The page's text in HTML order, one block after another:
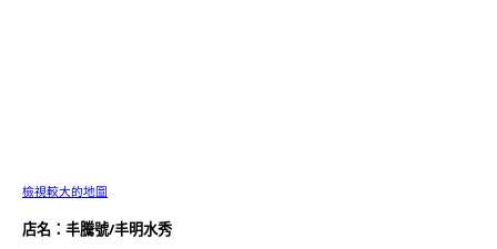
檢視較大的地圖
店名：丰騰號/丰明水秀